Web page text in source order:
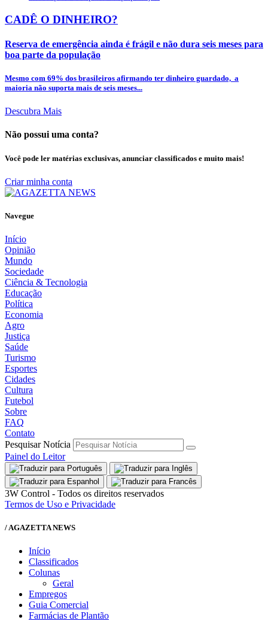
CADÊ O DINHEIRO?
Reserva de emergência ainda é frágil e não dura seis meses para
boa parte da população
Mesmo com 69% dos brasileiros afirmando ter dinheiro guardado, a
maioria não suporta mais de seis meses...
Descubra Mais
Não possui uma conta?
Você pode ler matérias exclusivas, anunciar classificados e muito mais!
Criar minha conta
Navegue
Início
Opinião
Mundo
Sociedade
Ciência & Tecnologia
Educação
Política
Economia
Agro
Justiça
Saúde
Turismo
Esportes
Cidades
Cultura
Futebol
Sobre
FAQ
Contato
Pesquisar Notícia
Painel do Leitor
3W Control - Todos os direitos reservados
Termos de Uso e Privacidade
/ AGAZETTA NEWS
Início
Classificados
Colunas
Geral
Empregos
Guia Comercial
Farmácias de Plantão